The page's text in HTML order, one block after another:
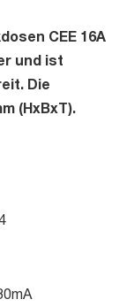
CEE 16A
und ist
Die
(HxBxT).